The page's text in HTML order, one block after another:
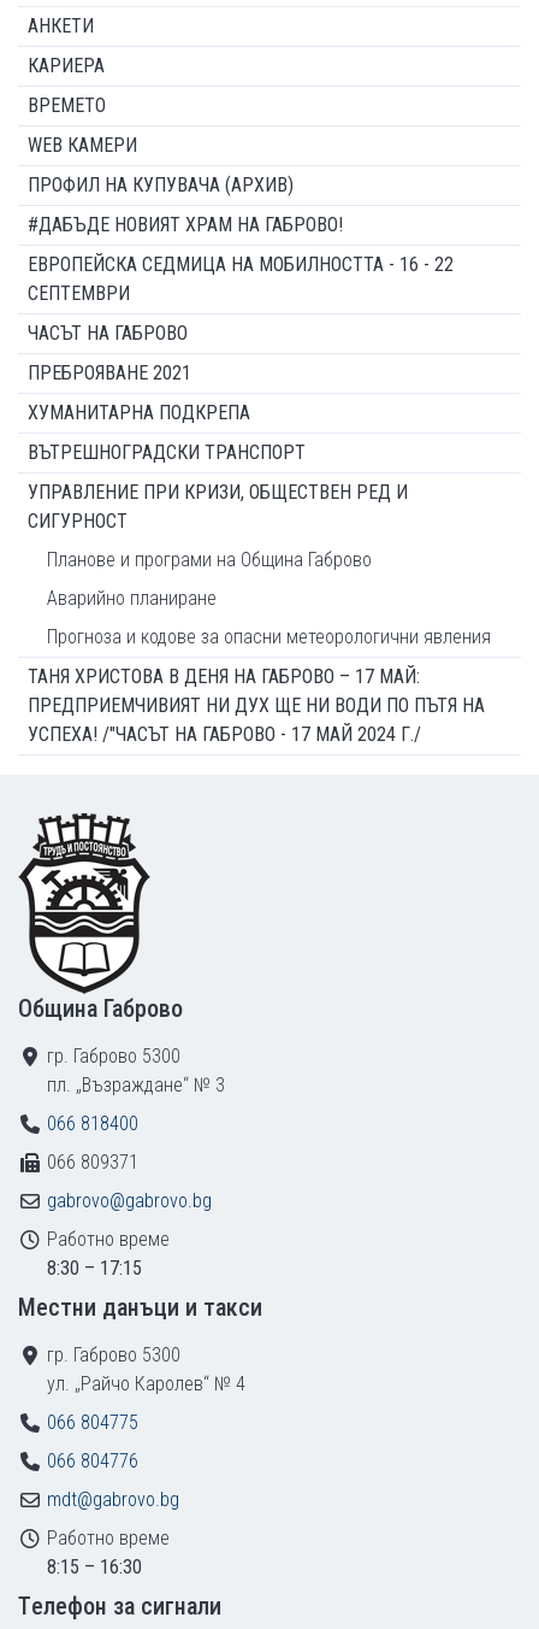
АНКЕТИ
КАРИЕРА
ВРЕМЕТО
WEB КАМЕРИ
ПРОФИЛ НА КУПУВАЧА (АРХИВ)
#ДАБЪДЕ НОВИЯТ ХРАМ НА ГАБРОВО!
ЕВРОПЕЙСКА СЕДМИЦА НА МОБИЛНОСТТА - 16 - 22
СЕПТЕМВРИ
ЧАСЪТ НА ГАБРОВО
ПРЕБРОЯВАНЕ 2021
ХУМАНИТАРНА ПОДКРЕПА
ВЪТРЕШНОГРАДСКИ ТРАНСПОРТ
УПРАВЛЕНИЕ ПРИ КРИЗИ, ОБЩЕСТВЕН РЕД И
СИГУРНОСТ
Планове и програми на Община Габрово
Аварийно планиране
Прогноза и кодове за опасни метеорологични явления
ТАНЯ ХРИСТОВА В ДЕНЯ НА ГАБРОВО – 17 МАЙ:
ПРЕДПРИЕМЧИВИЯТ НИ ДУХ ЩЕ НИ ВОДИ ПО ПЪТЯ НА
УСПЕХА! /"ЧАСЪТ НА ГАБРОВО - 17 МАЙ 2024 Г./
Footer
Община Габрово
гр. Габрово 5300
пл. „Възраждане“ № 3
066 818400
066 809371
gabrovo@gabrovo.bg
Работно време
8:30 – 17:15
Местни данъци и такси
гр. Габрово 5300
ул. „Райчо Каролев“ № 4
066 804775
066 804776
mdt@gabrovo.bg
Работно време
8:15 – 16:30
Tелефон за сигнали